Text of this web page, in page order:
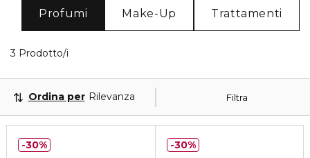
Profumi Make-Up Trattamenti
3 Prodotto/i
Filtra
Ordina per Rilevanza
30% 30%